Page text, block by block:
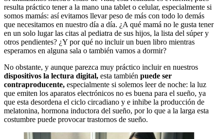
resulta práctico tener a la mano una tablet o celular, especialmente si
somos mamás: así evitamos llevar peso de más con todo lo demás
que necesitamos en nuestro día a día. ¿A qué mamá no le gusta tener
en un solo lugar las citas al pediatra de sus hijos, la lista del súper y
otros pendientes? ¿Y por qué no incluir un buen libro mientras
esperamos en alguna sala o también vamos a dormir?
No obstante, y aunque parezca muy práctico incluir en nuestros
dispositivos la lectura digital, esta también puede ser
contraproducente, especialmente si solemos leer de noche: la luz
que emiten los aparatos electrónicos no es buena para el sueño, ya
que esta desordena el ciclo circadiano y e inhibe la producción de
melatonina, hormona inductora del sueño, por lo que a la larga esta
costumbre puede provocar trastornos de sueño.